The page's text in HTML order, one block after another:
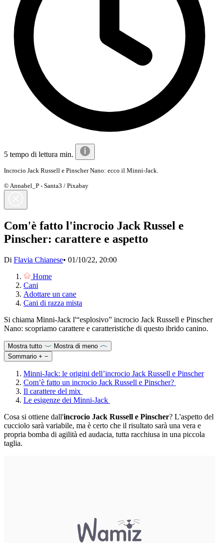
5 tempo di lettura min.
Incrocio Jack Russell e Pinscher Nano: ecco il Minni-Jack.
© Annabel_P - Santa3 / Pixabay
Com'è fatto l'incrocio Jack Russel e
Pinscher: carattere e aspetto
Di Flavia Chianese• 01/10/22, 20:00
Home
Cani
Adottare un cane
Cani di razza mista
Si chiama Minni-Jack l'“esplosivo” incrocio Jack Russell e Pinscher
Nano: scopriamo carattere e caratteristiche di questo ibrido canino.
Mostra tutto
Mostra di meno
Sommario + −
Minni-Jack: le origini dell’incrocio Jack Russell e Pinscher
Com’è fatto un incrocio Jack Russell e Pinscher?
Il carattere del mix
Le esigenze dei Minni-Jack
Cosa si ottiene dall'incrocio Jack Russell e Pinscher? L'aspetto del
cucciolo sarà variabile, ma è certo che il risultato sarà una vera e
propria bomba di agilità ed audacia, tutta racchiusa in una piccola
taglia.